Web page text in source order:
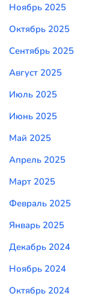
Ноябрь 2025
Октябрь 2025
Сентябрь 2025
Август 2025
Июль 2025
Июнь 2025
Май 2025
Апрель 2025
Март 2025
Февраль 2025
Январь 2025
Декабрь 2024
Ноябрь 2024
Октябрь 2024